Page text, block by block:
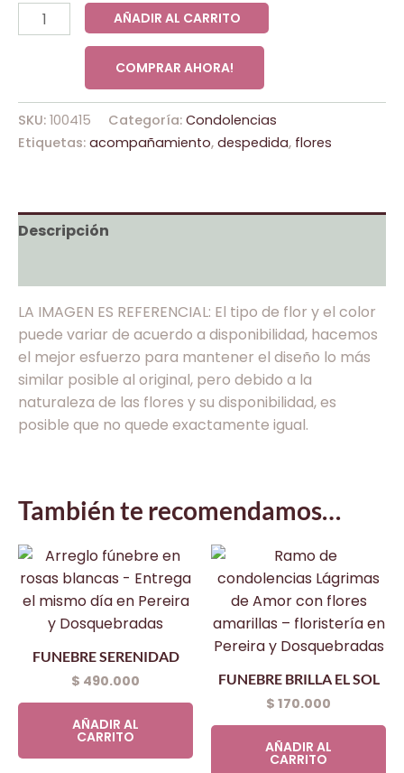
AÑADIR AL CARRITO
COMPRAR AHORA!
SKU: 100415 Categoría: Condolencias
Etiquetas: acompañamiento, despedida, flores
Descripción
LA IMAGEN ES REFERENCIAL: El tipo de flor y el color
puede variar de acuerdo a disponibilidad, hacemos
el mejor esfuerzo para mantener el diseño lo más
similar posible al original, pero debido a la
naturaleza de las flores y su disponibilidad, es
posible que no quede exactamente igual.
También te recomendamos…
FUNEBRE SERENIDAD
$ 490.000
AÑADIR AL
CARRITO
FUNEBRE BRILLA EL SOL
$ 170.000
AÑADIR AL
CARRITO